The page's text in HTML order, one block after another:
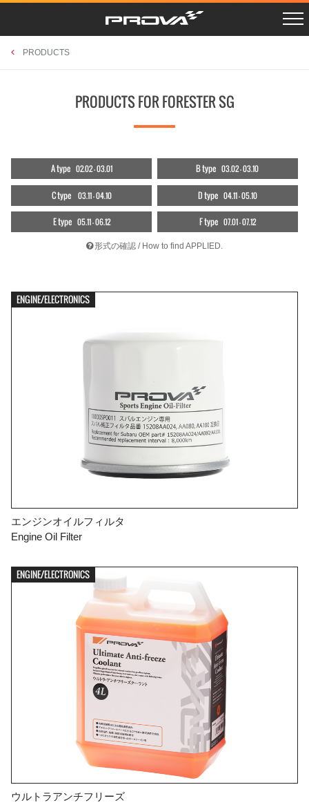
LAYBACK VN5
XV GTE
FORESTER SK9
WRX S4 VAG
IMPREZA GJ/GP
BRZ/86 ZC/ZN
EXIGA YA
FORESTER SH
LEGACY BL/BP
FORESTER SG
ACCESSORIES
UNIVERSAL RETAILERS
SCHEDULE PROSHOPS
Instagram X Twitter
PRODUCTS
PRODUCTS FOR FORESTER SG
A type 02.02 - 03.01 B type 03.02 - 03.10
C type 03.11 - 04.10 D type 04.11 - 05.10
E type 05.11 - 06.12 F type 07.01 - 07.12
形式の確認 / How to find APPLIED.
ENGINE/ELECTRONICS
エンジンオイルフィルタ
Engine Oil Filter
ENGINE/ELECTRONICS
ウルトラアンチフリーズ